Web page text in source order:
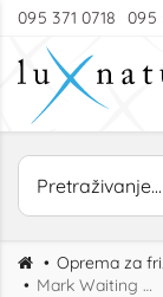
095 371 0718 095
Oprema za
Mark Waiting Chair